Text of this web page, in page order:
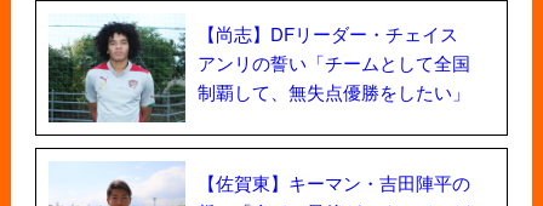
【尚志】DFリーダー・チェイス
アンリの誓い「チームとして全国
制覇して、無失点優勝をしたい」
【佐賀東】キーマン・吉田陣平の